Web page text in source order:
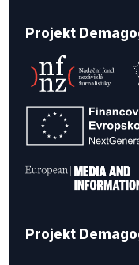
Projekt
Projekt